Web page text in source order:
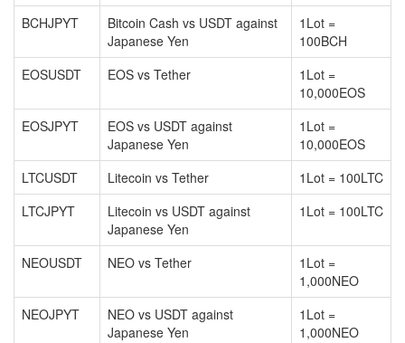
BCHJPYT
Bitcoin Cash vs USDT against
Japanese Yen
1Lot =
100BCH
EOSUSDT
EOS vs Tether
1Lot =
10,000EOS
EOSJPYT
EOS vs USDT against
Japanese Yen
1Lot =
10,000EOS
LTCUSDT
Litecoin vs Tether
1Lot = 100LTC
LTCJPYT
Litecoin vs USDT against
Japanese Yen
1Lot = 100LTC
NEOUSDT NEO vs Tether
1Lot =
1,000NEO
NEOJPYT
NEO vs USDT against
Japanese Yen
1Lot =
1,000NEO